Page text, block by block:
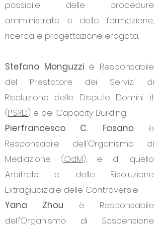
possibile delle procedure
amministrate e della formazione,
ricerca e progettazione erogata:
Stefano Monguzzi è Responsabile
del Prestatore dei Servizi di
Risoluzione delle Dispute Domini .it
(PSRD) e del Capacity Building
Pierfrancesco C. Fasano è
Responsabile dell'Organismo di
Mediazione (OdM), e di quello
Arbitrale e della Risoluzione
Extragiudiziale delle Controversie
Yana Zhou è Responsabile
dell'Organismo di Sospensione